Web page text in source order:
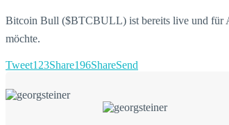
Bitcoin Bull ($BTCBULL) ist bereits live und für
möchte.
Tweet123Share196ShareSend